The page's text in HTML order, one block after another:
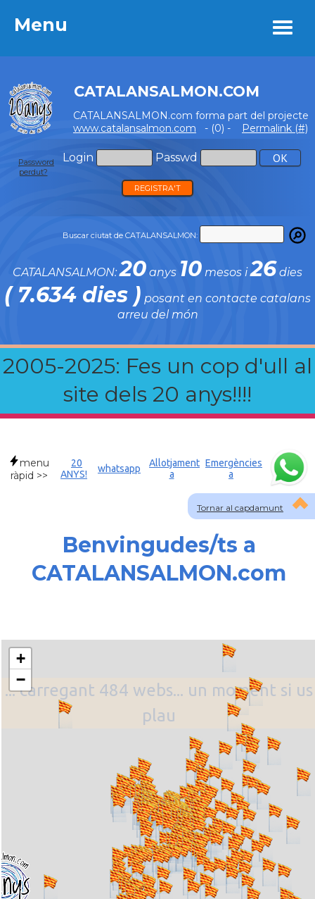
Menu
CATALANSALMON.COM
CATALANSALMON.com forma part del projecte
www.catalansalmon.com - (0) - Permalink (#)
Login Passwd
Password
perdut?
REGISTRA'T
Buscar ciutat de CATALANSALMON:
CATALANSALMON:20 anys 10 mesos i26 dies
( 7.634 dies ) posant en contacte catalans
arreu del món
2005-2025: Fes un cop d'ull al
site dels 20 anys!!!!
Menu
Tornar al capdamunt
menu
ràpid >>
20
ANYS!
whatsapp
Allotjament
a
Emergències
a
Benvingudes/ts a
CATALANSALMON.com
... carregant 484 webs... un moment si us
plau
+
−